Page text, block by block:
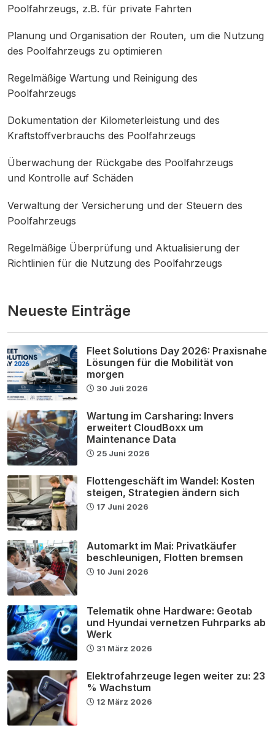
Poolfahrzeugs, z.B. für private Fahrten
Planung und Organisation der Routen, um die Nutzung
des Poolfahrzeugs zu optimieren
Regelmäßige Wartung und Reinigung des
Poolfahrzeugs
Dokumentation der Kilometerleistung und des
Kraftstoffverbrauchs des Poolfahrzeugs
Überwachung der Rückgabe des Poolfahrzeugs
und Kontrolle auf Schäden
Verwaltung der Versicherung und der Steuern des
Poolfahrzeugs
Regelmäßige Überprüfung und Aktualisierung der
Richtlinien für die Nutzung des Poolfahrzeugs
Neueste Einträge
Fleet Solutions Day 2026: Praxisnahe
Lösungen für die Mobilität von
morgen
30 Juli 2026
Wartung im Carsharing: Invers
erweitert CloudBoxx um
Maintenance Data
25 Juni 2026
Flottengeschäft im Wandel: Kosten
steigen, Strategien ändern sich
17 Juni 2026
Automarkt im Mai: Privatkäufer
beschleunigen, Flotten bremsen
10 Juni 2026
Telematik ohne Hardware: Geotab
und Hyundai vernetzen Fuhrparks ab
Werk
31 März 2026
Elektrofahrzeuge legen weiter zu: 23
% Wachstum
12 März 2026